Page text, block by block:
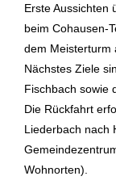
Erste Aussichten
beim Cohausen-
dem Meisterturm
Nächstes Ziele
Fischbach sowie
Die Rückfahrt
Liederbach nach
Wohnorten).